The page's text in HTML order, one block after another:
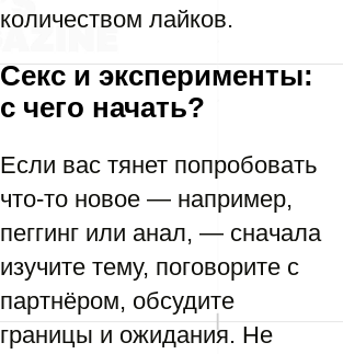
количеством лайков.
Секс и эксперименты:
с чего начать?
Если вас тянет попробовать
что-то новое — например,
пеггинг или анал, — сначала
изучите тему, поговорите с
партнёром, обсудите
границы и ожидания. Не